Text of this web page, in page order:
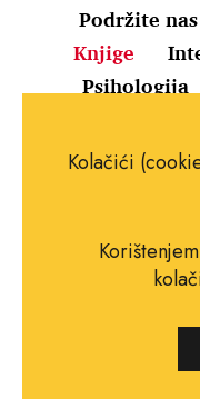
Podržite nas
Knjige
Psihologija
Uvjeti
Copyright ©
Kolačići